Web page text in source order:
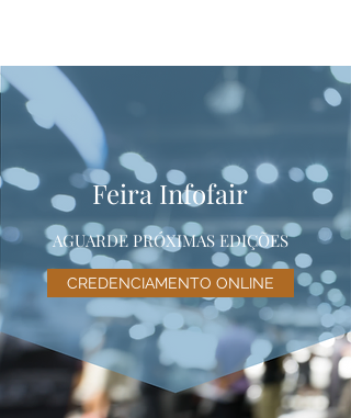
Feira Infofair
AGUARDE PRÓXIMAS EDIÇÕES
CREDENCIAMENTO ONLINE